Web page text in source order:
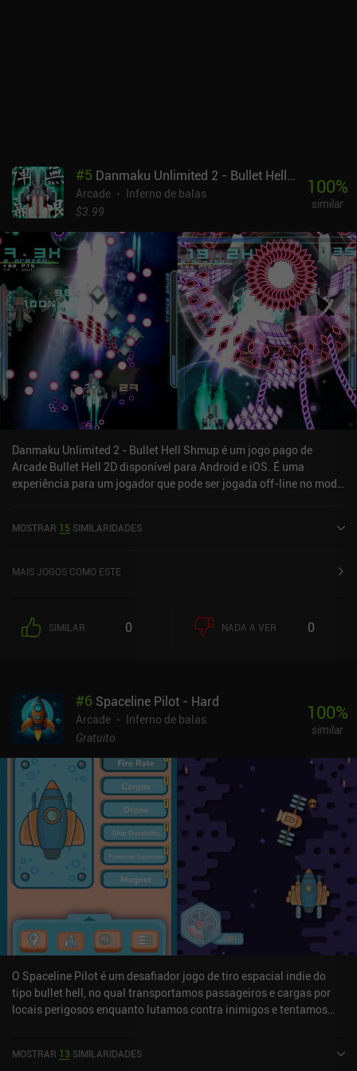
#5 Danmaku Unlimited 2 - Bullet Hell Shmup
Arcade
Inferno de balas
$3.99
100%
similar
Danmaku Unlimited 2 - Bullet Hell Shmup é um jogo pago de
Arcade Bullet Hell 2D disponível para Android e iOS. É uma
experiência para um jogador que pode ser jogada off-line no modo
Google Play e 3,8 de 5,0 na iOS App Store.
MOSTRAR 15 SIMILARIDADES
MAIS JOGOS COMO ESTE
SIMILAR 0 NADA A VER 0
#6 Spaceline Pilot - Hard
Arcade
Inferno de balas
Gratuito
100%
similar
O Spaceline Pilot é um desafiador jogo de tiro espacial indie do
tipo bullet hell, no qual transportamos passageiros e cargas por
locais perigosos enquanto lutamos contra inimigos e tentamos
automaticamente em naves hostis, desviando de projéteis e
MOSTRAR 13 SIMILARIDADES